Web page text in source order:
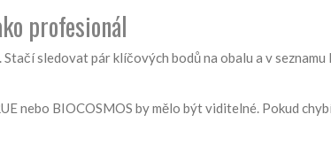
profesionál
sledovat pár klíčových bodů na obalu a v
nebo BIOCOSMOS by mělo být viditelné. Pokud